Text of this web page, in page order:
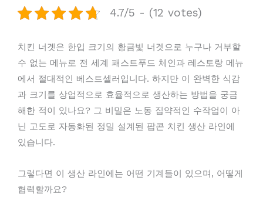
4.7/5 - (12 votes)
치킨 너겟은 한입 크기의 황금빛 너겟으로 누구나 거부할
수 없는 메뉴로 전 세계 패스트푸드 체인과 레스토랑 메뉴
에서 절대적인 베스트셀러입니다. 하지만 이 완벽한 식감
과 크기를 상업적으로 효율적으로 생산하는 방법을 궁금
해한 적이 있나요? 그 비밀은 노동 집약적인 수작업이 아
닌 고도로 자동화된 정밀 설계된 팝콘 치킨 생산 라인에
있습니다.
그렇다면 이 생산 라인에는 어떤 기계들이 있으며, 어떻게
협력할까요?